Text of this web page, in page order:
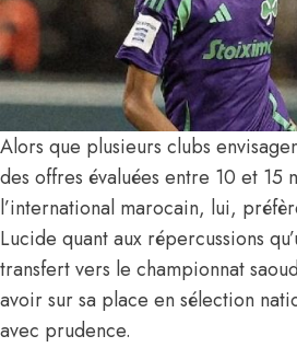
Alors que plusieurs clubs
des offres évaluées entre 10 et 15
l’international marocain, lui,
Lucide quant aux répercussions
transfert vers le championnat
avoir sur sa place en sélection
avec prudence.